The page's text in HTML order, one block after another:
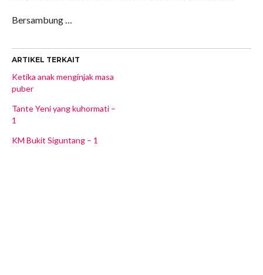
Bersambung …
ARTIKEL TERKAIT
Ketika anak menginjak masa
puber
Tante Yeni yang kuhormati –
1
KM Bukit Siguntang – 1